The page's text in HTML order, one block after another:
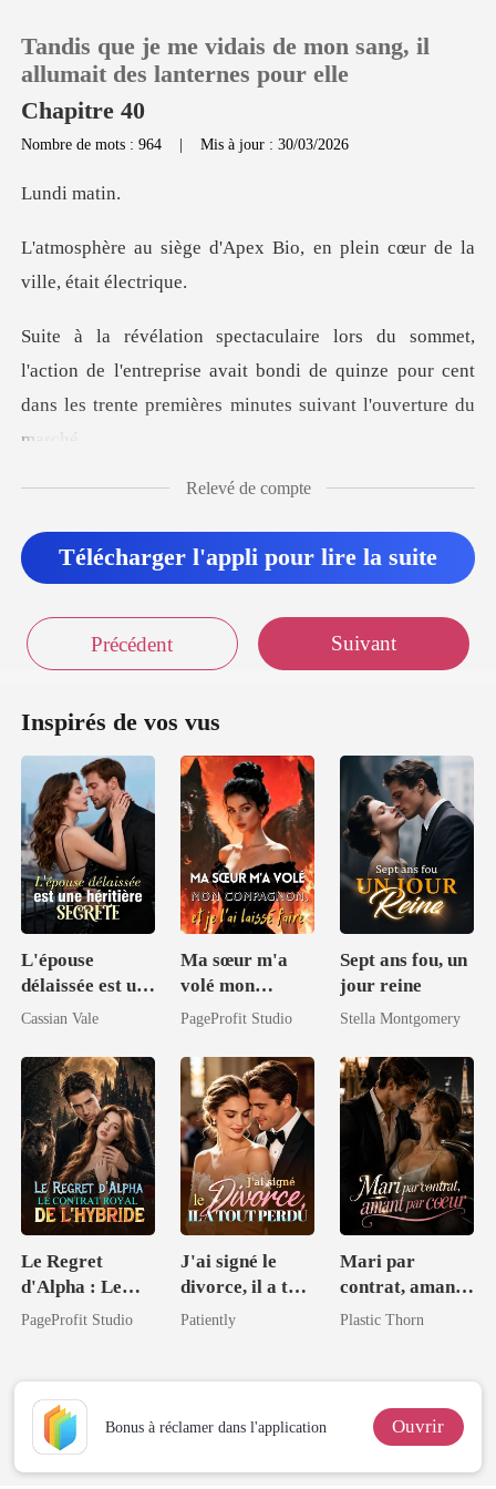
Historique
Tandis que je me vidais de mon sang, il
allumait des lanternes pour elle
Chapitre 40
Nombre de mots : 964 |Mis à jour : 30/03/2026
i ma
ex Bio, en plein cœur de l
ion de l'entreprise avait bondi de quinze pour cent
dans
laboratoire principal, vêt
Relevé de compte
Télécharger l'appli pour lire la suite
Précédent Suivant
Inspirés de vos vus
L'épouse
délaissée est une
héritière
Cassian Vale
Ma sœur m'a
volé mon
compagnon, et
faire
PageProfit Studio
Sept ans fou, un
jour reine
Stella Montgomery
Le Regret
d'Alpha : Le
Contrat Royal
PageProfit Studio
J'ai signé le
divorce, il a tout
perdu
Patiently
Mari par
contrat, amant
par cœur
Plastic Thorn
Bonus à réclamer dans l'application Ouvrir